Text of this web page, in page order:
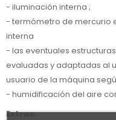
- iluminación interna ;
- termómetro de mercurio
interna
- las eventuales
evaluadas y adaptadas al
usuario de la máquina
- humidificación del aire
Extras: